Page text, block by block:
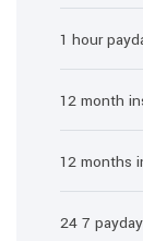
1 hour
12 month
12 months
24 7